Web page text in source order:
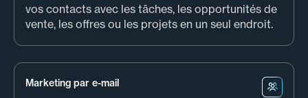
vos contacts avec les tâches, les opportunités de
vente, les offres ou les projets en un seul endroit.
Marketing par e-mail